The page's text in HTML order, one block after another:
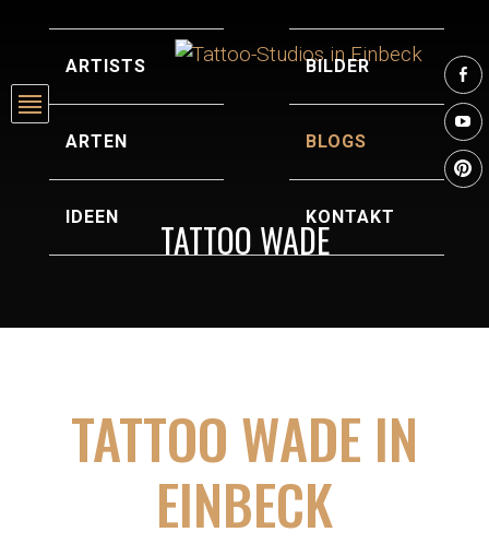
ARTISTS
ARTEN
IDEEN
BILDER
BLOGS
KONTAKT
TATTOO WADE
TATTOO WADE IN
EINBECK